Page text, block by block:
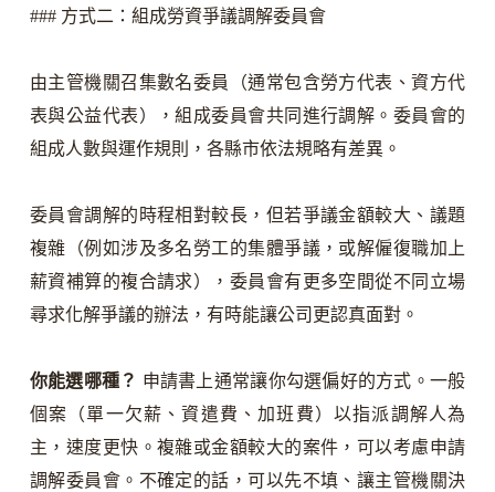
### 方式二：組成勞資爭議調解委員會
由主管機關召集數名委員（通常包含勞方代表、資方代
表與公益代表），組成委員會共同進行調解。委員會的
組成人數與運作規則，各縣市依法規略有差異。
委員會調解的時程相對較長，但若爭議金額較大、議題
複雜（例如涉及多名勞工的集體爭議，或解僱復職加上
薪資補算的複合請求），委員會有更多空間從不同立場
尋求化解爭議的辦法，有時能讓公司更認真面對。
你能選哪種？ 申請書上通常讓你勾選偏好的方式。一般
個案（單一欠薪、資遣費、加班費）以指派調解人為
主，速度更快。複雜或金額較大的案件，可以考慮申請
調解委員會。不確定的話，可以先不填、讓主管機關決